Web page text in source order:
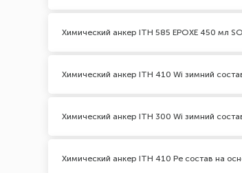
Химический анкер ITH 585 EPOXЕ 450 мл
Химический анкер ITH 410 Wi зимний
Химический анкер ITH 300 Wi зимний
Химический анкер ITH 410 Pe состав на